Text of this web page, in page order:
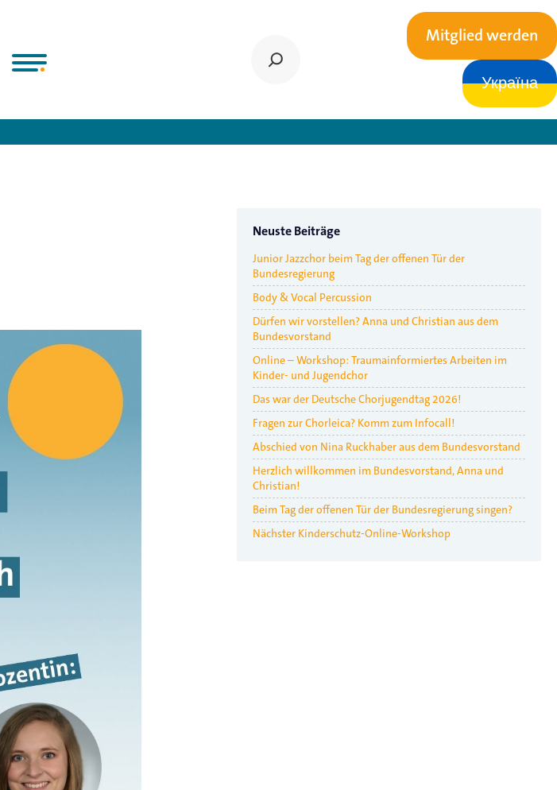
Mitglied werden
Україна
Neuste Beiträge
Junior Jazzchor beim Tag der offenen Tür der
Bundesregierung
Body & Vocal Percussion
Dürfen wir vorstellen? Anna und Christian aus dem
Bundesvorstand
Online – Workshop: Traumainformiertes Arbeiten im
Kinder- und Jugendchor
Das war der Deutsche Chorjugendtag 2026!
Fragen zur Chorleica? Komm zum Infocall!
Abschied von Nina Ruckhaber aus dem Bundesvorstand
Herzlich willkommen im Bundesvorstand, Anna und
Christian!
Beim Tag der offenen Tür der Bundesregierung singen?
Nächster Kinderschutz-Online-Workshop